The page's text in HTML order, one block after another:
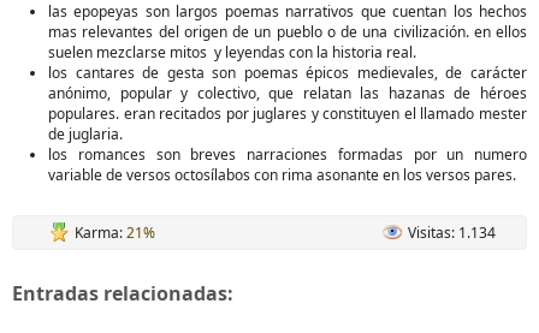
las epopeyas son largos poemas narrativos que cuentan los hechos
mas relevantes del origen de un pueblo o de una civilización. en ellos
suelen mezclarse mitos y leyendas con la historia real.
los cantares de gesta son poemas épicos medievales, de carácter
anónimo, popular y colectivo, que relatan las hazanas de héroes
populares. eran recitados por juglares y constituyen el llamado mester
de juglaria.
los romances son breves narraciones formadas por un numero
variable de versos octosílabos con rima asonante en los versos pares.
Karma:21% Visitas: 1.134
Entradas relacionadas: